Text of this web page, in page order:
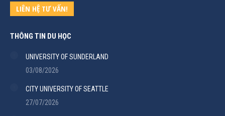
LIÊN HỆ TƯ VẤN!
THÔNG TIN DU HỌC
UNIVERSITY OF SUNDERLAND
03/08/2026
CITY UNIVERSITY OF SEATTLE
27/07/2026